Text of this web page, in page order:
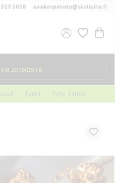
323 5858 asiakaspalvelu@siistipiha.fi
Tyrnit Tyrni Tarmo